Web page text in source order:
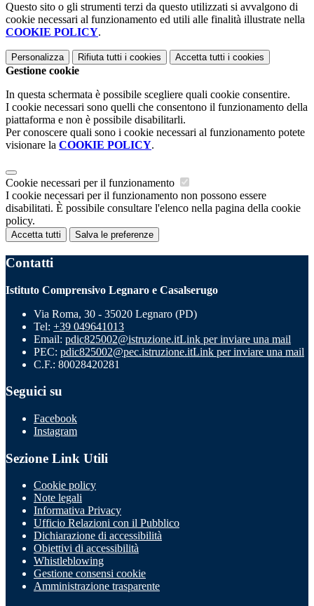
Questo sito o gli strumenti terzi da questo utilizzati si avvalgono di
cookie necessari al funzionamento ed utili alle finalità illustrate nella
COOKIE POLICY.
Personalizza Rifiuta tutti i cookies Accetta tutti i cookies
Gestione cookie
In questa schermata è possibile scegliere quali cookie consentire.
I cookie necessari sono quelli che consentono il funzionamento della
piattaforma e non è possibile disabilitarli.
Per conoscere quali sono i cookie necessari al funzionamento potete
visionare la COOKIE POLICY.
Cookie necessari per il funzionamento
I cookie necessari per il funzionamento non possono essere
disabilitati. È possibile consultare l'elenco nella pagina della cookie
policy.
Accetta tutti Salva le preferenze
Contatti
Istituto Comprensivo Legnaro e Casalserugo
Via Roma, 30 - 35020 Legnaro (PD)
Tel: +39 049641013
Email: pdic825002@istruzione.itLink per inviare una mail
PEC: pdic825002@pec.istruzione.itLink per inviare una mail
C.F.: 80028420281
Seguici su
Facebook
Instagram
Sezione Link Utili
Cookie policy
Note legali
Informativa Privacy
Ufficio Relazioni con il Pubblico
Dichiarazione di accessibilità
Obiettivi di accessibilità
Whistleblowing
Gestione consensi cookie
Amministrazione trasparente